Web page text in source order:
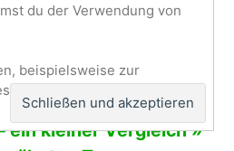
HSDPA USB-Stick’s,
ein kleiner Vergleich »
du der Verwendung von
beispielsweise zur
findest du hier: